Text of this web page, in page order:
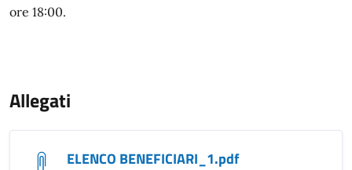
ore 18:00.
Allegati
ELENCO BENEFICIARI_1.pdf